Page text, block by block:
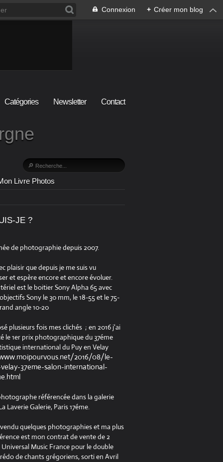
Connexion + Créer mon blog
Catégories Newsletter Contact
Livre Photos
JE ?
de photographie depuis 2007.
plaisir que depuis je me suis vu
et espère encore et encore évoluer.
est le boitier Sony Alpha 65 avec
Sony le 30 mm, le 18-55 et le 75-
angle 10-20
plusieurs fois mes clichés ; en 2016 j'ai
le 1er prix photographique du 37éme
international du Puy en Velay
2016/08/le-
37eme-salon-international-
référencée dans la galerie
Laverie Galerie, Paris 17éme.
quelques photographies et ma plus
est mon contrat de vente de 2
Universal Music France pour le double
de chants grégoriens, sorti en Avril